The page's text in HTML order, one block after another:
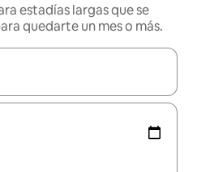
estadías largas que se
quedarte un mes o más.
disponibles, navegá con las